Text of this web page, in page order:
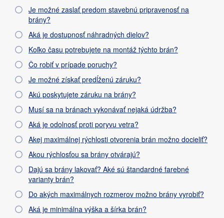
Je možné zaslať predom stavebnú pripravenosť na
brány?
Aká je dostupnosť náhradných dielov?
Koľko času potrebujete na montáž týchto brán?
Čo robiť v prípade poruchy?
Je možné získať predĺženú záruku?
Akú poskytujete záruku na brány?
Musí sa na bránach vykonávať nejaká údržba?
Aká je odolnosť proti poryvu vetra?
Akej maximálnej rýchlosti otvorenia brán možno docieliť?
Akou rýchlosťou sa brány otvárajú?
Dajú sa brány lakovať? Aké sú štandardné farebné
varianty brán?
Do akých maximálnych rozmerov možno brány vyrobiť?
Aká je minimálna výška a šírka brán?